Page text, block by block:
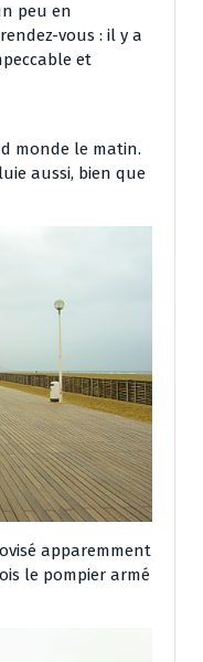
peu en
vous : il y a
et
monde le matin.
aussi, bien que
apparemment
le pompier armé